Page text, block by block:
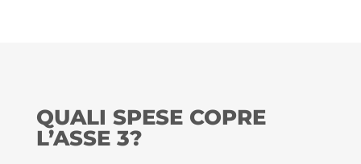
QUALI SPESE COPRE
L’ASSE 3?